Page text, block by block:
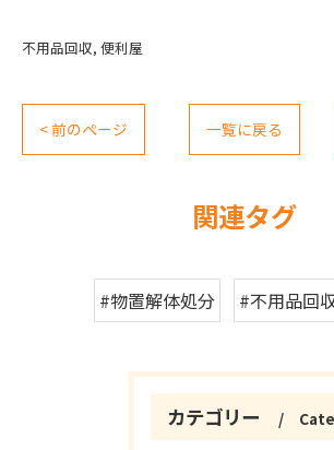
不用品回収 便利屋
< 前のページ 一覧に戻る
関連タグ
#物置解体処分 #不用品回
カテゴリー